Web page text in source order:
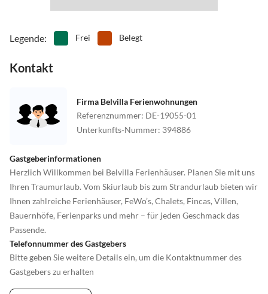
Legende: Frei Belegt
Kontakt
Firma Belvilla Ferienwohnungen
Referenznummer: DE-19055-01
Unterkunfts-Nummer: 394886
Gastgeberinformationen
Herzlich Willkommen bei Belvilla Ferienhäuser. Planen Sie mit uns
Ihren Traumurlaub. Vom Skiurlaub bis zum Strandurlaub bieten wir
Ihnen zahlreiche Ferienhäuser, FeWo’s, Chalets, Fincas, Villen,
Bauernhöfe, Ferienparks und mehr – für jeden Geschmack das
Passende.
Telefonnummer des Gastgebers
Bitte geben Sie weitere Details ein, um die Kontaktnummer des
Gastgebers zu erhalten